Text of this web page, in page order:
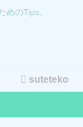
めのTips。
suteteko